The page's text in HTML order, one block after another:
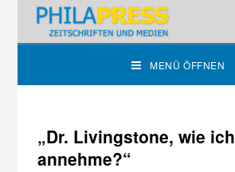
MENÜ ÖFFNEN
„Dr. Livingstone, wie ich
annehme?“